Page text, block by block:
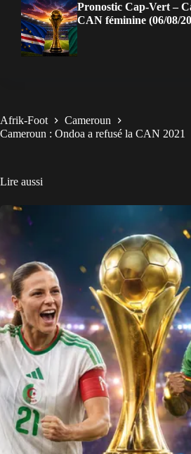
Pronostic Cap-Vert –
CAN féminine (06/08/
Afrik-Foot
Cameroun
Cameroun : Ondoa a refusé la CAN 2021
Lire aussi